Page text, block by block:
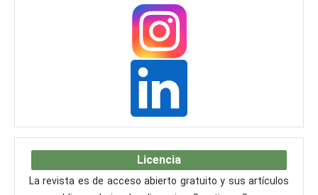
Licencia
La revista es de acceso abierto gratuito y sus artículos